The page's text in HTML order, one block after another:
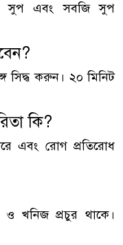
সুপ এবং সবজি সুপ
করুন। ২০ মিনিট
কি?
এবং রোগ প্রতিরোধ
ও খনিজ প্রচুর থাকে।